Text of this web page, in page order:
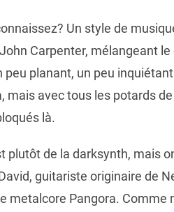
Un style de
Carpenter, mélangeant
planant, un peu
mais avec tous les potards
là.
plutôt de la darksynth, mais
guitariste originaire de
metalcore Pangora. Comme